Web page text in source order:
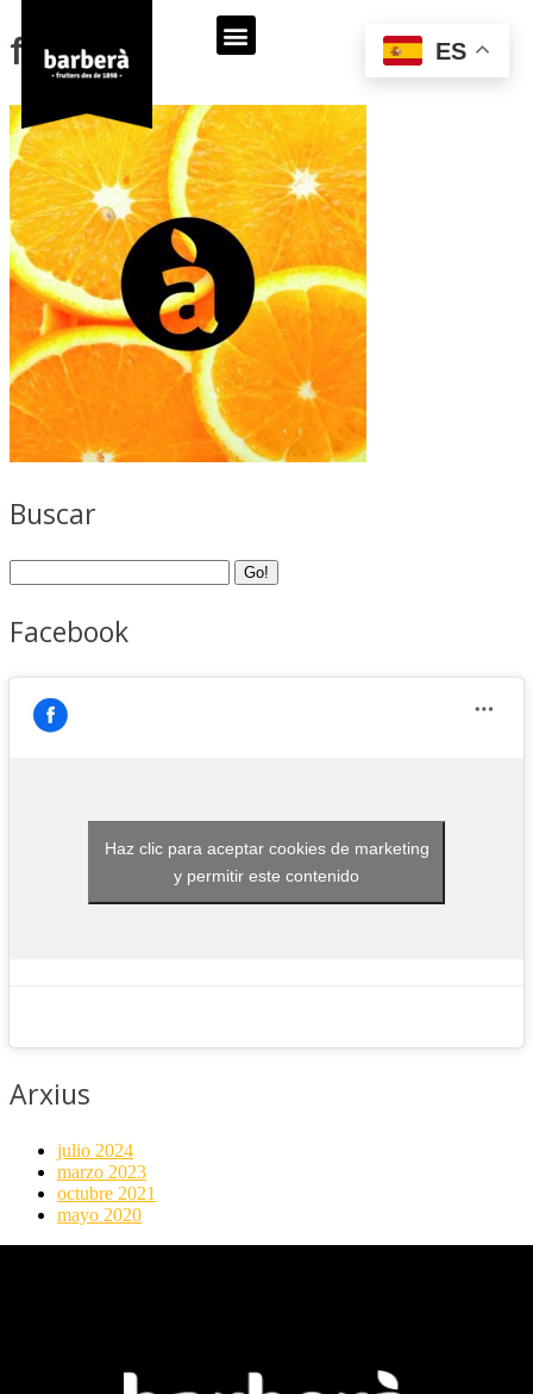
foto (14)
Buscar
Facebook
Haz clic para aceptar cookies de marketing
y permitir este contenido
Arxius
julio 2024
marzo 2023
octubre 2021
mayo 2020
ES